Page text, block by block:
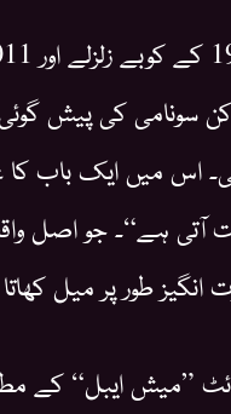
کن سونامی کی پیش
اس میں ایک باب کا
آفت آتی ہے“۔ جو اصل
طور پر میل
”میش ایبل“ کے